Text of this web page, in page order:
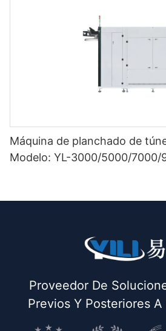
Máquina de planchado de
Modelo: YL-3000/5000/7000/
Proveedor De
Previos Y Posteriores A